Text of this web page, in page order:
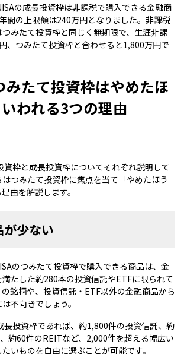
の成長投資枠は非課税で購入できる金融商
間の上限額は240万円となりました。非課税
みたて投資枠と同じく無期限で、生涯非課
、つみたて投資枠と合わせると1,800万円で
みたて投資枠はやめたほ
われる3つの理由
資枠と成長投資枠についてそれぞれ説明して
つみたて投資枠に焦点を当て「やめたほう
由を解説します。
少ない
のつみたて投資枠で購入できる商品は、金
たした約280本の投資信託やETFに限られて
銘柄や、投資信託・ETF以外の金融商品から
不向きでしょう。
長投資枠であれば、約1,800件の投資信託、約
約60件のREITなど、2,000件を超える幅広い
いものを自由に選ぶことが可能です。